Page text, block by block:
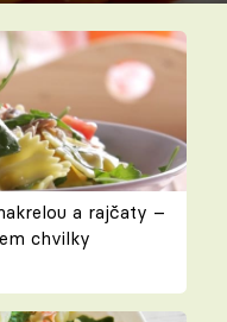
a rajčaty –
chvilky